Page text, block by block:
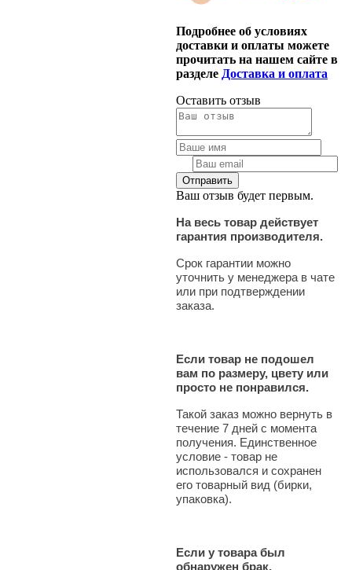
Подробнее об условиях
доставки и оплаты можете
прочитать на нашем сайте в
разделе Доставка и оплата
Оставить отзыв
Ваш отзыв будет первым.
На весь товар действует
гарантия производителя.
Срок гарантии можно
уточнить у менеджера в чате
или при подтверждении
заказа.
Если товар не подошел
вам по размеру, цвету или
просто не понравился.
Такой заказ можно вернуть в
течение 7 дней с момента
получения. Единственное
условие - товар не
использовался и сохранен
его товарный вид (бирки,
упаковка).
Если у товара был
обнаружен брак.